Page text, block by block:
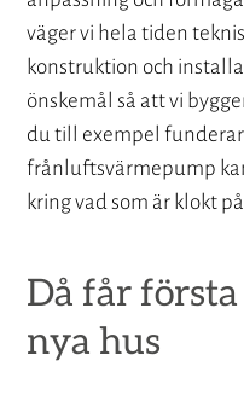
väger vi hela tiden
konstruktion och
önskemål så att vi
du till exempel
frånluftsvärmepump
kring vad som är klokt
Då får
nya hus